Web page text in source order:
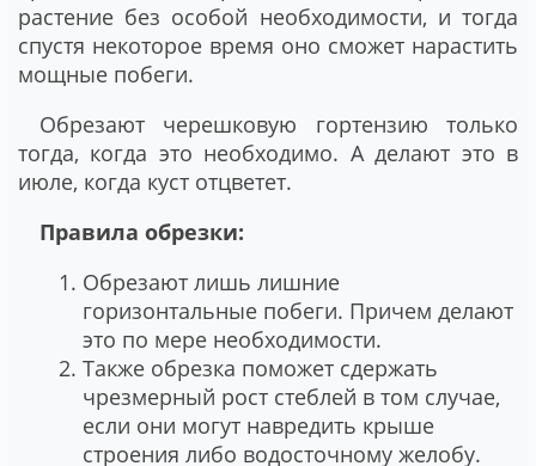
растение без особой необходимости, и тогда
спустя некоторое время оно сможет нарастить
мощные побеги.
Обрезают черешковую гортензию только
тогда, когда это необходимо. А делают это в
июле, когда куст отцветет.
Правила обрезки:
Обрезают лишь лишние
горизонтальные побеги. Причем делают
это по мере необходимости.
Также обрезка поможет сдержать
чрезмерный рост стеблей в том случае,
если они могут навредить крыше
строения либо водосточному желобу.